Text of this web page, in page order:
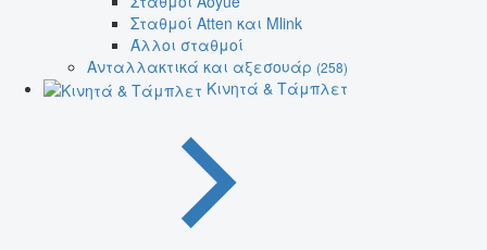
Σταθμοί Atten και Mlink
Άλλοι σταθμοί
Ανταλλακτικά και αξεσουάρ (258)
Κινητά & Τάμπλετ